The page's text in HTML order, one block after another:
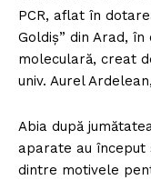
PCR, aflat în
Goldiș” din Arad,
moleculară, creat
univ. Aurel
Abia după
aparate au început
dintre motivele